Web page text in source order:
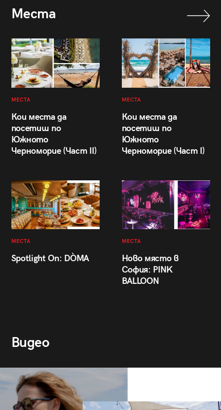
Места
МЕСТА
Кои места да
посетиш по
Южното
Черноморие (Част II)
МЕСТА
Кои места да
посетиш по
Южното
Черноморие (Част I)
МЕСТА
Spotlight On: DÒMA
МЕСТА
Ново място в
София: PINK
BALLOON
Видео